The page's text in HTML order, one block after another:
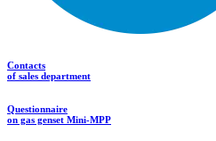
Contacts
of sales department
Questionnaire
on gas genset Mini-MPP